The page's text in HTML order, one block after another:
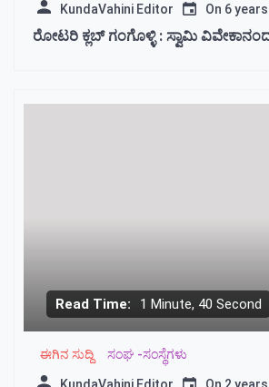
KundaVahini Editor On 6
ರೋಟರಿ ಕ್ಲಬ್ ಗಂಗೊಳ್ಳಿ : ಸ್ವಾಮಿ
Read Time: 1 Minute, 40 Second
ಈಗಿನ ಸುದ್ದಿ ಸಂಘ -ಸಂಸ್ಥೆಗಳು